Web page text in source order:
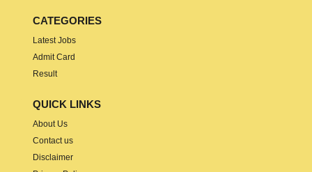
CATEGORIES
Latest Jobs
Admit Card
Result
QUICK LINKS
About Us
Contact us
Disclaimer